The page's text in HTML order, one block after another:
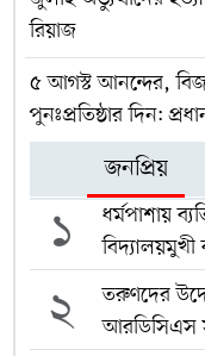
রিয়াজ
৫ আগস্ট আনন্দের,
পুনঃপ্রতিষ্ঠার দিন:
জনপ্রিয়
১
ধর্মপাশায়
২
তরুণদের
আরডিসিএস